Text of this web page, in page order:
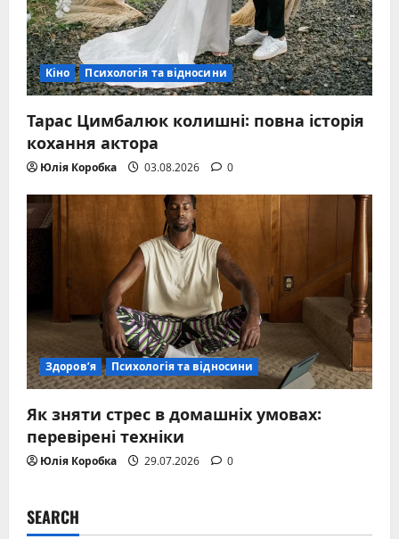
Кіно Психологія та відносини
Тарас Цимбалюк колишні: повна історія
кохання актора
Юлія Коробка 03.08.2026 0
Здоров’я Психологія та відносини
Як зняти стрес в домашніх умовах:
перевірені техніки
Юлія Коробка 29.07.2026 0
SEARCH